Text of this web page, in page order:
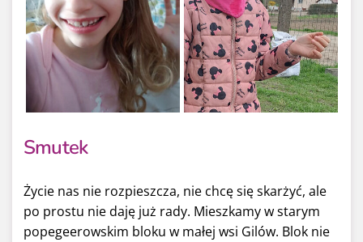
Smutek
Życie nas nie rozpieszcza, nie chcę się skarżyć, ale
po prostu nie daję już rady. Mieszkamy w starym
popegeerowskim bloku w małej wsi Gilów. Blok nie